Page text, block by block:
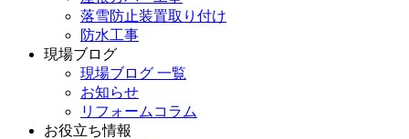
落雪防止装置取り付け
防水工事
現場ブログ
現場ブログ 一覧
お知らせ
リフォームコラム
お役立ち情報